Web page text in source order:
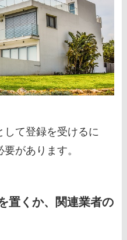
して登録を受けるに
があります。
置くか、関連業者の